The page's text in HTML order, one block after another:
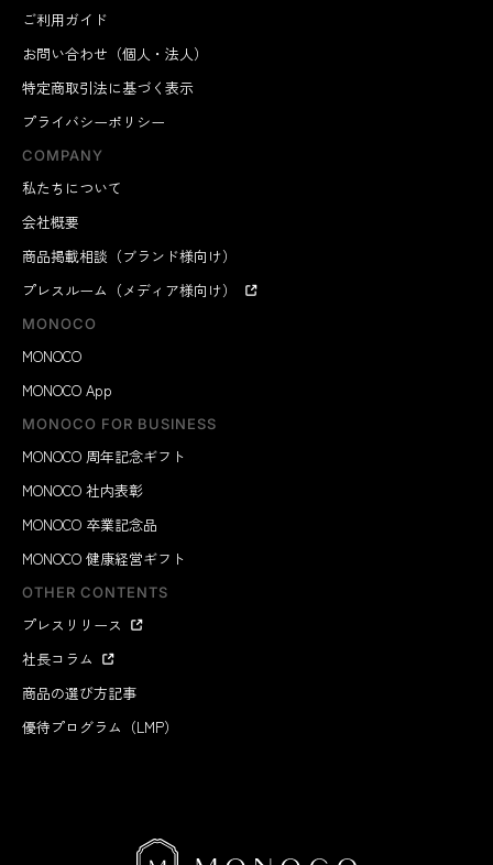
ご利用ガイド
お問い合わせ（個人・法人）
特定商取引法に基づく表示
プライバシーポリシー
COMPANY
私たちについて
会社概要
商品掲載相談（ブランド様向け）
プレスルーム（メディア様向け）
MONOCO
MONOCO
MONOCO App
MONOCO FOR BUSINESS
MONOCO 周年記念ギフト
MONOCO 社内表彰
MONOCO 卒業記念品
MONOCO 健康経営ギフト
OTHER CONTENTS
プレスリリース
社長コラム
商品の選び方記事
優待プログラム（LMP）